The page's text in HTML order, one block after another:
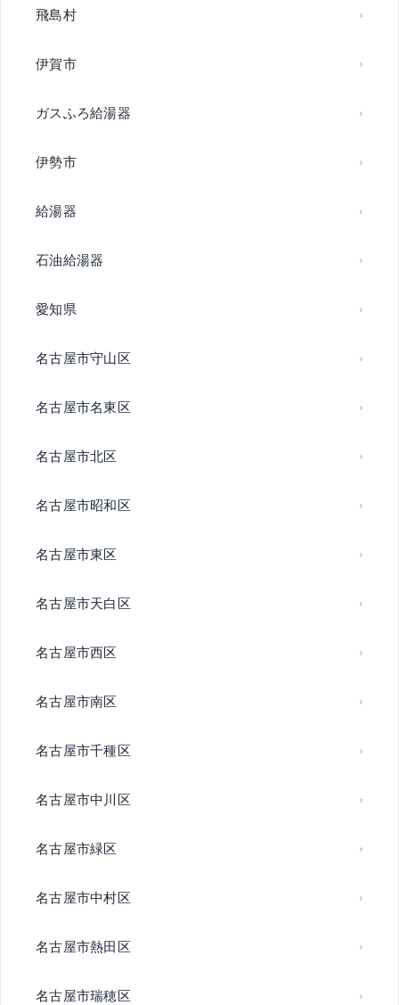
飛島村
伊賀市
ガスふろ給湯器
伊勢市
給湯器
石油給湯器
愛知県
名古屋市守山区
名古屋市名東区
名古屋市北区
名古屋市昭和区
名古屋市東区
名古屋市天白区
名古屋市西区
名古屋市南区
名古屋市千種区
名古屋市中川区
名古屋市緑区
名古屋市中村区
名古屋市熱田区
名古屋市瑞穂区